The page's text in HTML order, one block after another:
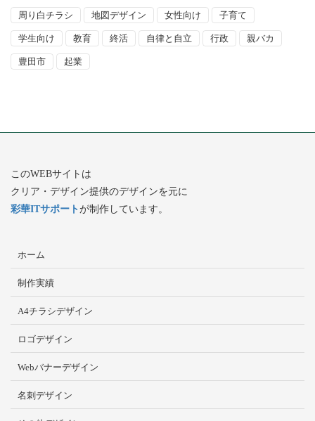
周り白チラシ 地図デザイン 女性向け 子育て
学生向け 教育 終活 自律と自立 行政 親バカ
豊田市 起業
このWEBサイトは
クリア・デザイン提供のデザインを元に
彩華ITサポートが制作しています。
ホーム
制作実績
A4チラシデザイン
ロゴデザイン
Webバナーデザイン
名刺デザイン